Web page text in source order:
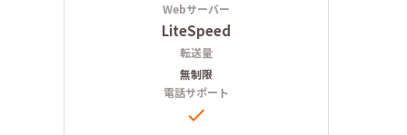
Webサーバー
LiteSpeed
転送量
無制限
電話サポート
